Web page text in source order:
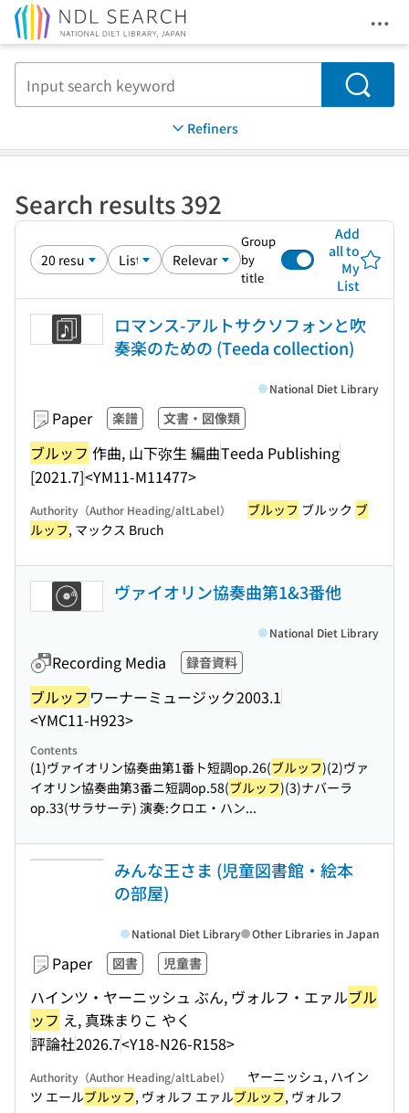
Search
Refiners
Search results 392
Group
by
title
Add
all to
My
List
ロマンス-アルトサクソフォンと吹
奏楽のための (Teeda collection)
Paper 楽譜 文書・図像類
ブルッフ 作曲, 山下弥生 編曲Teeda Publishing
[2021.7]<YM11-M11477>
National Diet Library
Authority（Author Heading/altLabel） ブルッフ ブルック ブ
ルッフ, マックス Bruch
ヴァイオリン協奏曲第1&3番他
Recording Media 録音資料
ブルッフ ワーナーミュージック2003.1
<YMC11-H923>
National Diet Library
Contents
(1)ヴァイオリン協奏曲第1番ト短調op.26(ブルッフ)(2)ヴァ
イオリン協奏曲第3番ニ短調op.58(ブルッフ)(3)ナバーラ
op.33(サラサーテ) 演奏:クロエ・ハン...
みんな王さま (児童図書館・絵本
の部屋)
Paper 図書 児童書
ハインツ・ヤーニッシュ ぶん, ヴォルフ・エァルブル
ッフ え, 真珠まりこ やく
評論社2026.7<Y18-N26-R158>
National Diet Library Other Libraries in Japan
Authority（Author Heading/altLabel）
ヤーニッシュ, ハイン
ツ エールブルッフ, ヴォルフ エァルブルッフ, ヴォルフ